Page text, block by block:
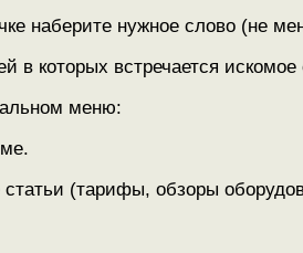
наберите нужное слово (не
в которых встречается искомое
меню:
(тарифы, обзоры